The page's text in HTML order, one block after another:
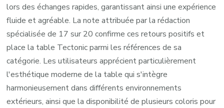
lors des échanges rapides, garantissant ainsi une expérience
fluide et agréable. La note attribuée par la rédaction
spécialisée de 17 sur 20 confirme ces retours positifs et
place la table Tectonic parmi les références de sa
catégorie. Les utilisateurs apprécient particulièrement
l'esthétique moderne de la table qui s'intègre
harmonieusement dans différents environnements
extérieurs, ainsi que la disponibilité de plusieurs coloris pour